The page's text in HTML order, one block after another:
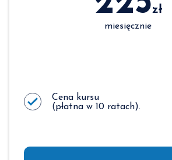
zł
miesięcznie
Cena kursu
(płatna w 10 ratach).